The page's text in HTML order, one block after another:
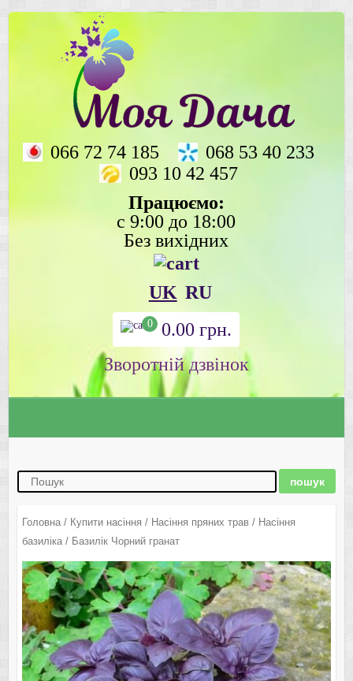
066 72 74 185
068 53 40 233
093 10 42 457
Працюємо:
с 9:00 до 18:00
Без вихідних
UK RU
0 0.00грн.
Зворотній дзвінок
Головна/ Купити насіння / Насіння пряних трав/ Насіння
базиліка/ Базилік Чорний гранат